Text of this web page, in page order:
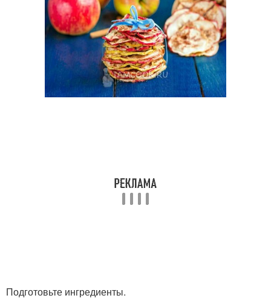
Подготовьте ингредиенты.